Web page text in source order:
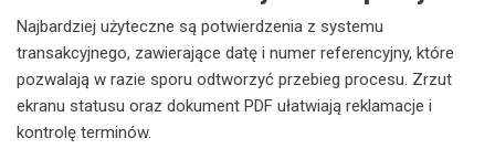
Najbardziej użyteczne są potwierdzenia z systemu
transakcyjnego, zawierające datę i numer referencyjny, które
pozwalają w razie sporu odtworzyć przebieg procesu. Zrzut
ekranu statusu oraz dokument PDF ułatwiają reklamacje i
kontrolę terminów.